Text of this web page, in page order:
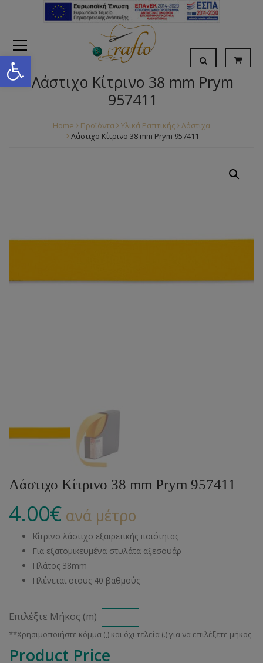
Open toolbar
Λάστιχο Κίτρινο 38 mm Prym
957411
Home Προϊόντα Υλικά Ραπτικής
Λάστιχα
Λάστιχο Κίτρινο 38 mm Prym 957411
Λάστιχο Κίτρινο 38 mm Prym 957411
4.00€ ανά μέτρο
Κίτρινο λάστιχο εξαιρετικής ποιότητας
Για εξατομικευμένα στυλάτα αξεσουάρ
Πλάτος 38mm
Πλένεται στους 40 βαθμούς
Επιλέξτε Μήκος (m)
Product Price